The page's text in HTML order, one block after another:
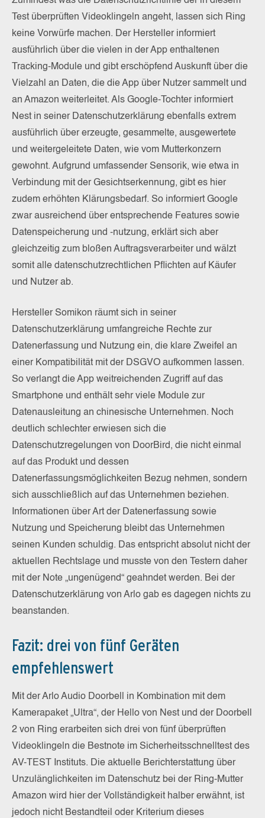
Test überprüften Videoklingeln angeht, lassen sich Ring
keine Vorwürfe machen. Der Hersteller informiert
ausführlich über die vielen in der App enthaltenen
Tracking-Module und gibt erschöpfend Auskunft über die
Vielzahl an Daten, die die App über Nutzer sammelt und
an Amazon weiterleitet. Als Google-Tochter informiert
Nest in seiner Datenschutzerklärung ebenfalls extrem
ausführlich über erzeugte, gesammelte, ausgewertete
und weitergeleitete Daten, wie vom Mutterkonzern
gewohnt. Aufgrund umfassender Sensorik, wie etwa in
Verbindung mit der Gesichtserkennung, gibt es hier
zudem erhöhten Klärungsbedarf. So informiert Google
zwar ausreichend über entsprechende Features sowie
Datenspeicherung und -nutzung, erklärt sich aber
gleichzeitig zum bloßen Auftragsverarbeiter und wälzt
somit alle datenschutzrechtlichen Pflichten auf Käufer
und Nutzer ab.
Hersteller Somikon räumt sich in seiner
Datenschutzerklärung umfangreiche Rechte zur
Datenerfassung und Nutzung ein, die klare Zweifel an
einer Kompatibilität mit der DSGVO aufkommen lassen.
So verlangt die App weitreichenden Zugriff auf das
Smartphone und enthält sehr viele Module zur
Datenausleitung an chinesische Unternehmen. Noch
deutlich schlechter erwiesen sich die
Datenschutzregelungen von DoorBird, die nicht einmal
auf das Produkt und dessen
Datenerfassungsmöglichkeiten Bezug nehmen, sondern
sich ausschließlich auf das Unternehmen beziehen.
Informationen über Art der Datenerfassung sowie
Nutzung und Speicherung bleibt das Unternehmen
seinen Kunden schuldig. Das entspricht absolut nicht der
aktuellen Rechtslage und musste von den Testern daher
mit der Note „ungenügend“ geahndet werden. Bei der
Datenschutzerklärung von Arlo gab es dagegen nichts zu
beanstanden.
Fazit: drei von fünf Geräten
empfehlenswert
Mit der Arlo Audio Doorbell in Kombination mit dem
Kamerapaket „Ultra“, der Hello von Nest und der Doorbell
2 von Ring erarbeiten sich drei von fünf überprüften
Videoklingeln die Bestnote im Sicherheitsschnelltest des
AV-TEST Instituts. Die aktuelle Berichterstattung über
Unzulänglichkeiten im Datenschutz bei der Ring-Mutter
Amazon wird hier der Vollständigkeit halber erwähnt, ist
jedoch nicht Bestandteil oder Kriterium dieses